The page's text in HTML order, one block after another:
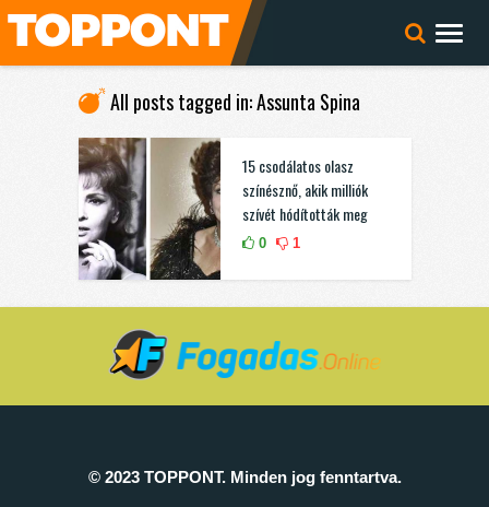
All posts tagged in: Assunta Spina
15 csodálatos olasz
színésznő, akik milliók
szívét hódították meg
0 1
© 2023 TOPPONT. Minden jog fenntartva.